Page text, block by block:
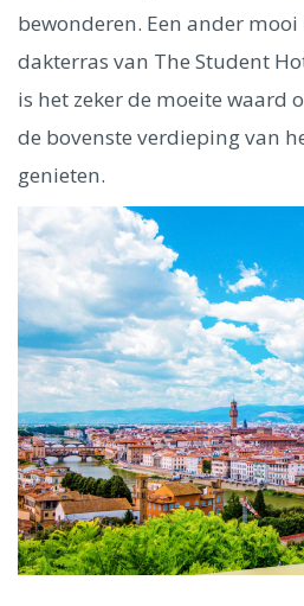
Dublin
Hong Kong München
Alles bekijken
bewonderen. Een ander
dakterras van The Student
is het zeker de moeite waard
de bovenste verdieping van
genieten.